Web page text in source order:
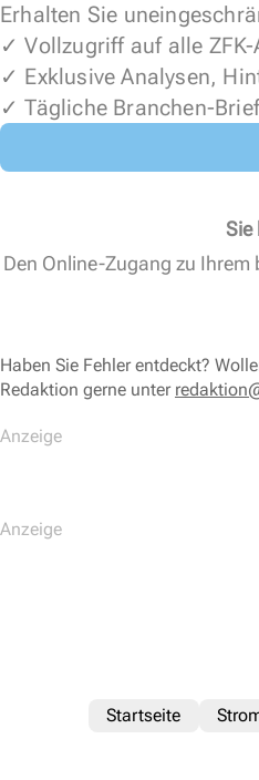
Erhalten Sie
✓ Vollzugriff auf alle
✓ Exklusive Analysen,
✓ Tägliche Branchen-
Sie
Den Online-Zugang zu
Haben Sie Fehler entdeckt?
Redaktion gerne unter
Startseite